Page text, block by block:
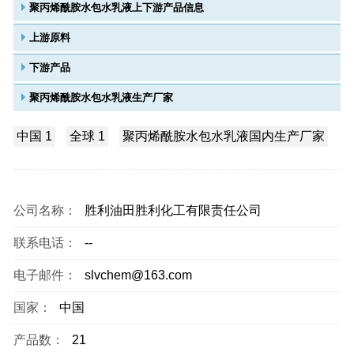
聚丙烯酰胺水包水乳液上下游产品信息
上游原料
下游产品
聚丙烯酰胺水包水乳液生产厂家
中国 1 全球 1 聚丙烯酰胺水包水乳液国内生产厂家
公司名称： 胜利油田胜利化工有限责任公司
联系电话： --
电子邮件： slvchem@163.com
国家： 中国
产品数： 21